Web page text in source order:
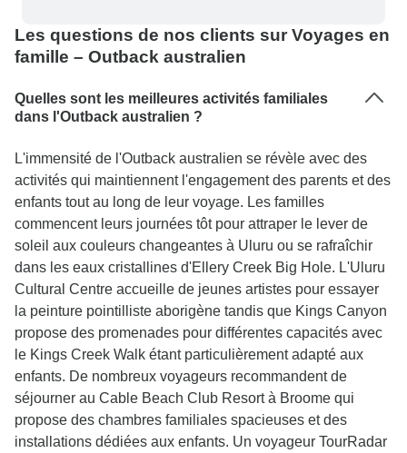
vous y attendez, c'est une bonne façon d'interagir
avec votre groupe. Assurez-vous de recharger
vraiment aucun moyen de le faire. Le guide était
un peu frénétique à mon avis. Professionnel mais
Attendez-vous à des réveils matinaux, nous nous
sommes levés à 4 heures du matin et à 3 heures
du matin le jour suivant pour lutter contre la
chaleur. Il faut s'attendre à des réveils matinaux,
nous nous sommes levés à 4h du matin et à 3h
du matin le lendemain pour éviter la chaleur, ce
qui est tout à fait compréhensible et qui en vaut la
peine, car il fait chaud vers 9h du matin.
Les questions de nos clients sur Voyages en
famille – Outback australien
Quelles sont les meilleures activités familiales
dans l'Outback australien ?
L'immensité de l'Outback australien se révèle avec des
activités qui maintiennent l'engagement des parents et des
enfants tout au long de leur voyage. Les familles
commencent leurs journées tôt pour attraper le lever de
soleil aux couleurs changeantes à Uluru ou se rafraîchir
dans les eaux cristallines d'Ellery Creek Big Hole. L'Uluru
Cultural Centre accueille de jeunes artistes pour essayer
la peinture pointilliste aborigène tandis que Kings Canyon
propose des promenades pour différentes capacités avec
le Kings Creek Walk étant particulièrement adapté aux
enfants. De nombreux voyageurs recommandent de
séjourner au Cable Beach Club Resort à Broome qui
propose des chambres familiales spacieuses et des
installations dédiées aux enfants. Un voyageur TourRadar